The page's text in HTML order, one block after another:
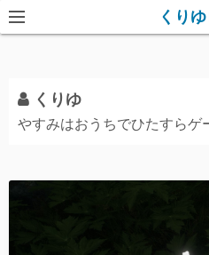
コ
ン
くり
くりゆ
やすみはおうちでひたすらゲ